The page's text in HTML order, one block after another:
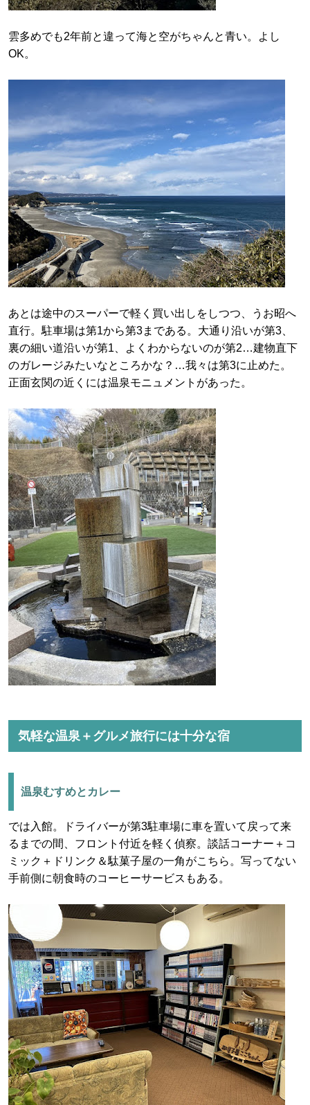
雲多めでも2年前と違って海と空がちゃんと青い。よし
OK。
あとは途中のスーパーで軽く買い出しをしつつ、うお昭へ
直行。駐車場は第1から第3まである。大通り沿いが第3、
裏の細い道沿いが第1、よくわからないのが第2…建物直下
のガレージみたいなところかな？…我々は第3に止めた。
正面玄関の近くには温泉モニュメントがあった。
気軽な温泉＋グルメ旅行には十分な宿
温泉むすめとカレー
では入館。ドライバーが第3駐車場に車を置いて戻って来
るまでの間、フロント付近を軽く偵察。談話コーナー＋コ
ミック＋ドリンク＆駄菓子屋の一角がこちら。写ってない
手前側に朝食時のコーヒーサービスもある。